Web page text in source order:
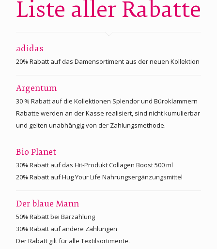
Liste aller Rabatte
adidas
20% Rabatt auf das Damensortiment aus der neuen Kollektion
Argentum
30 % Rabatt auf die Kollektionen Splendor und Büroklammern
Rabatte werden an der Kasse realisiert, sind nicht kumulierbar
und gelten unabhängig von der Zahlungsmethode.
Bio Planet
30% Rabatt auf das Hit-Produkt Collagen Boost 500 ml
20% Rabatt auf Hug Your Life Nahrungsergänzungsmittel
Der blaue Mann
50% Rabatt bei Barzahlung
30% Rabatt auf andere Zahlungen
Der Rabatt gilt für alle Textilsortimente.